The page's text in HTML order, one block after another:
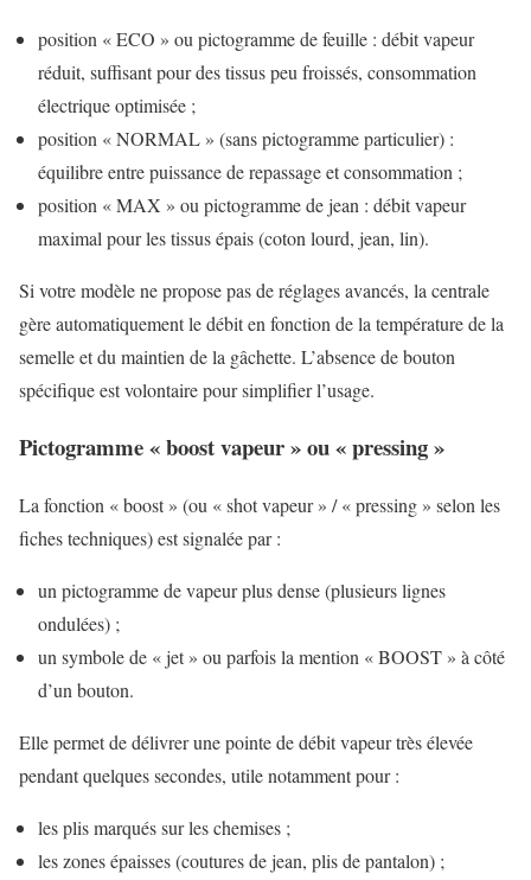
position « ECO » ou pictogramme de feuille : débit vapeur
réduit, suffisant pour des tissus peu froissés, consommation
électrique optimisée ;
position « NORMAL » (sans pictogramme particulier) :
équilibre entre puissance de repassage et consommation ;
position « MAX » ou pictogramme de jean : débit vapeur
maximal pour les tissus épais (coton lourd, jean, lin).
Si votre modèle ne propose pas de réglages avancés, la centrale
gère automatiquement le débit en fonction de la température de la
semelle et du maintien de la gâchette. L’absence de bouton
spécifique est volontaire pour simplifier l’usage.
Pictogramme « boost vapeur » ou « pressing »
La fonction « boost » (ou « shot vapeur » / « pressing » selon les
fiches techniques) est signalée par :
un pictogramme de vapeur plus dense (plusieurs lignes
ondulées) ;
un symbole de « jet » ou parfois la mention « BOOST » à côté
d’un bouton.
Elle permet de délivrer une pointe de débit vapeur très élevée
pendant quelques secondes, utile notamment pour :
les plis marqués sur les chemises ;
les zones épaisses (coutures de jean, plis de pantalon) ;